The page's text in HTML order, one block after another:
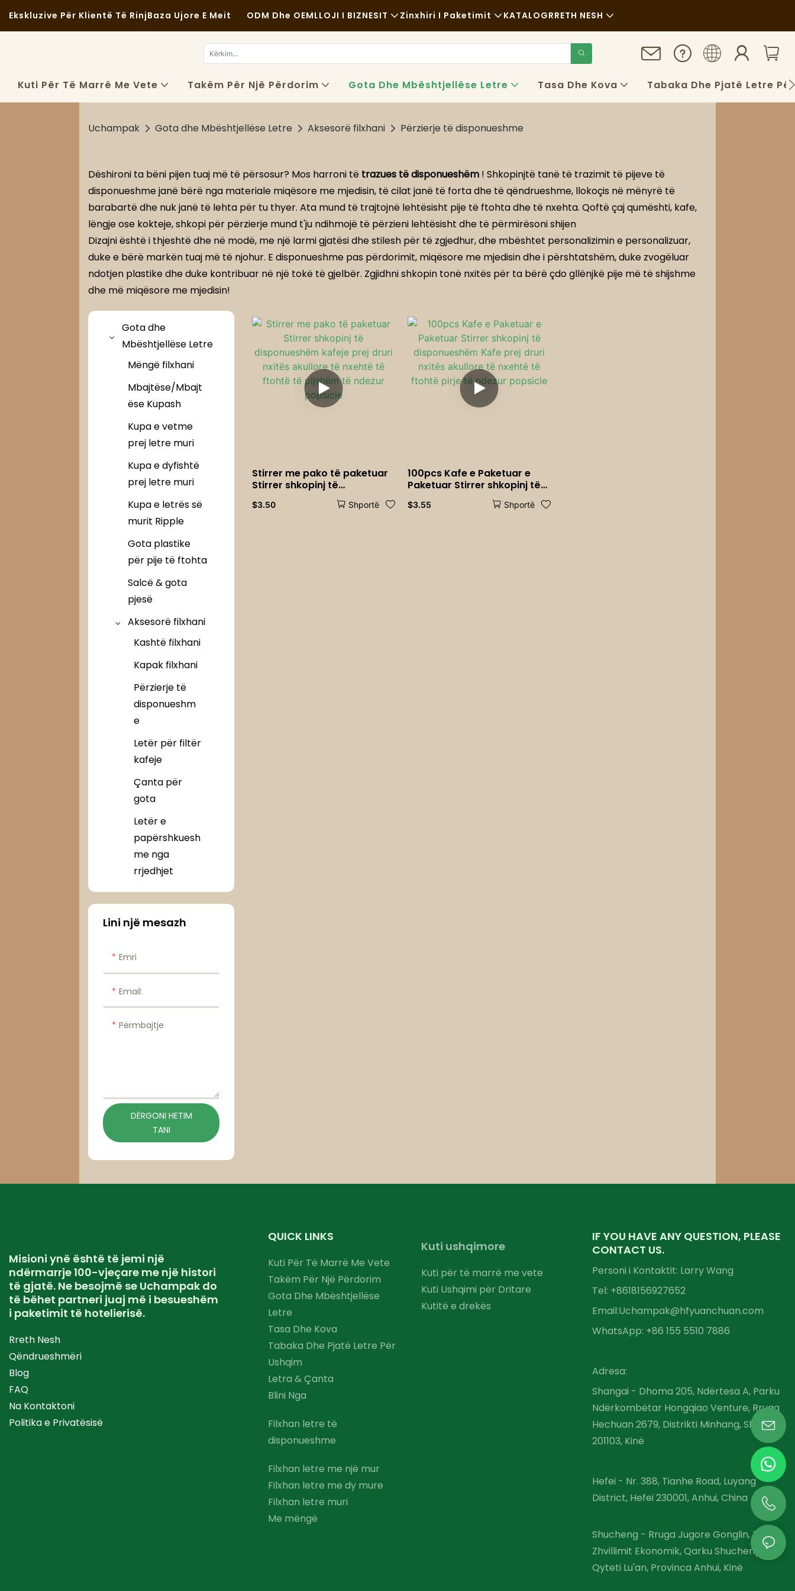
Ekskluzive Për Klientë Të RinjBaza Ujore E Meit ODM Dhe OEMLLOJI I BIZNESIT
Ushqim I Shkëlqyer
Kafene Dhe Kafene
Kamionë Ushqimorë
Furrë Buke
Lugë Me Yndyrë
Restorante Ghost
Zinxhiri I Paketimit
Procesi
Teknologji
KATALOGRRETH NESH
Rastet
Kuti Për Të Marrë Me Vete Takëm Për Një Përdorim Gota Dhe Mbështjellëse Letre Tasa Dhe Kova Tabaka Dhe Pjatë Letre
Uchampak Gota dhe Mbështjellëse Letre Aksesorë filxhani Përzierje të disponueshme
Dëshironi ta bëni pijen tuaj më të përsosur? Mos harroni të trazues të disponueshëm ! Shkopinjtë tanë të trazimit të pijeve të
disponueshme janë bërë nga materiale miqësore me mjedisin, të cilat janë të forta dhe të qëndrueshme, llokoçis në mënyrë të
barabartë dhe nuk janë të lehta për tu thyer. Ata mund të trajtojnë lehtësisht pije të ftohta dhe të nxehta. Qoftë çaj qumështi, kafe,
lëngje ose kokteje, shkopi për përzierje mund t'ju ndihmojë të përzieni lehtësisht dhe të përmirësoni shijen
Dizajni është i thjeshtë dhe në modë, me një larmi gjatësi dhe stilesh për të zgjedhur, dhe mbështet personalizimin e personalizuar,
duke e bërë markën tuaj më të njohur. E disponueshme pas përdorimit, miqësore me mjedisin dhe i përshtatshëm, duke zvogëluar
ndotjen plastike dhe duke kontribuar në një tokë të gjelbër. Zgjidhni shkopin tonë nxitës për ta bërë çdo gllënjkë pije më të shijshme
dhe më miqësore me mjedisin!
Stirrer me pako të paketuar
Stirrer shkopinj të
disponueshëm kafeje prej
druri nxitës akullore të
$3.50 Shportë
100pcs Kafe e Paketuar e
Paketuar Stirrer shkopinj të
disponueshëm Kafe prej
druri nxitës akullore të
$3.55 Shportë
Gota dhe
Mbështjellëse Letre
Mëngë filxhani
Mbajtëse/Mbajt
ëse Kupash
Kupa e vetme
prej letre muri
Kupa e dyfishtë
prej letre muri
Kupa e letrës së
murit Ripple
Gota plastike
për pije të ftohta
Salcë & gota
pjesë
Aksesorë filxhani
Kashtë filxhani
Kapak filxhani
Përzierje të
disponueshm
e
Letër për filtër
kafeje
Çanta për
gota
Letër e
papërshkuesh
me nga
rrjedhjet
Lini një mesazh
Emri
Email:
Përmbajtje
DËRGONI HETIM
TANI
Misioni ynë është të jemi një
ndërmarrje 100-vjeçare me një histori
të gjatë. Ne besojmë se Uchampak do
të bëhet partneri juaj më i besueshëm
i paketimit të hotelierisë.
Rreth Nesh
Qëndrueshmëri
Blog
FAQ
Na Kontaktoni
Politika e Privatësisë
QUICK LINKS
Kuti Për Të Marrë Me Vete
Takëm Për Një Përdorim
Gota Dhe Mbështjellëse
Letre
Tasa Dhe Kova
Tabaka Dhe Pjatë Letre Për
Ushqim
Letra & Çanta
Blini Nga
Filxhan letre të
disponueshme
Filxhan letre me një mur
Filxhan letre me dy mure
Filxhan letre muri
Me mëngë
Kuti ushqimore
Kuti për të marrë me vete
Kuti Ushqimi për Dritare
Kutitë e drekës
IF YOU HAVE ANY QUESTION, PLEASE
CONTACT US.
Personi i Kontaktit: Larry Wang
Tel: +8618156927652
Email:Uchampak@hfyuanchuan.com
WhatsApp: +86 155 5510 7886
Adresa:
Shangai - Dhoma 205, Ndërtesa A, Parku
Ndërkombëtar Hongqiao Venture, Rruga
Hechuan 2679, Distrikti Minhang, Shangai
201103, Kinë
Hefei - Nr. 388, Tianhe Road, Luyang
District, Hefei 230001, Anhui, China
Shucheng - Rruga Jugore Gonglin, Zona e
Zhvillimit Ekonomik, Qarku Shucheng,
Qyteti Lu'an, Provinca Anhui, Kinë